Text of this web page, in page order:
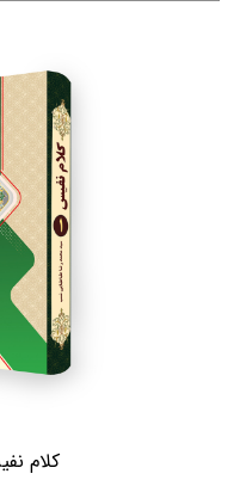
خروج از حساب کاربری
کلام